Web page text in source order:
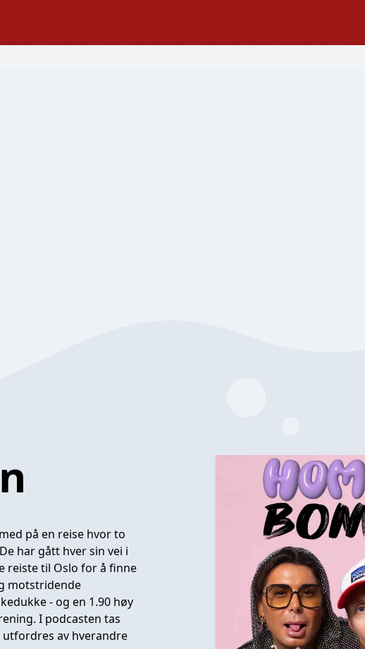
på en reise hvor to
har gått hver sin vei i
reiste til Oslo for å finne
motstridende
- og en 1.90 høy
I podcasten tas
av hverandre